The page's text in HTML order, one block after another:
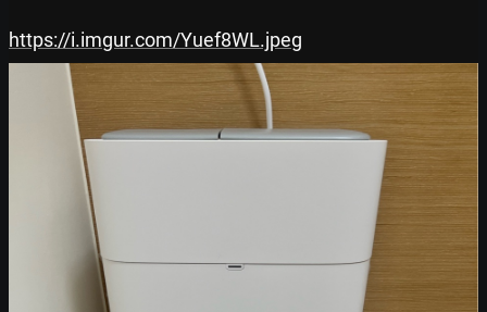
https://i.imgur.com/Yuef8WL.jpeg